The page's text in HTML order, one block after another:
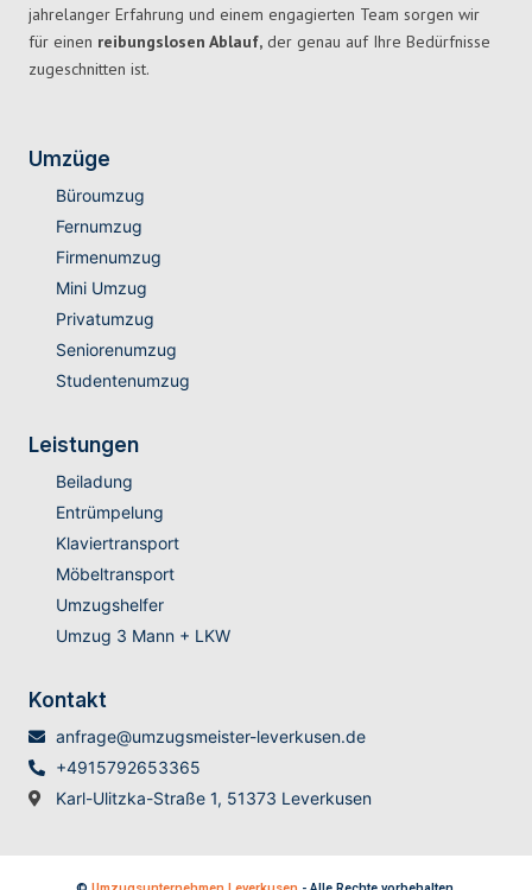
jahrelanger Erfahrung und einem engagierten Team sorgen wir
für einen reibungslosen Ablauf, der genau auf Ihre Bedürfnisse
zugeschnitten ist.
Umzüge
Büroumzug
Fernumzug
Firmenumzug
Mini Umzug
Privatumzug
Seniorenumzug
Studentenumzug
Leistungen
Beiladung
Entrümpelung
Klaviertransport
Möbeltransport
Umzugshelfer
Umzug 3 Mann + LKW
Kontakt
anfrage@umzugsmeister-leverkusen.de
+4915792653365
Karl-Ulitzka-Straße 1, 51373 Leverkusen